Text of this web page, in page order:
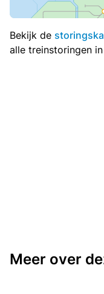
Bekijk de
alle treinstoringen
Meer over